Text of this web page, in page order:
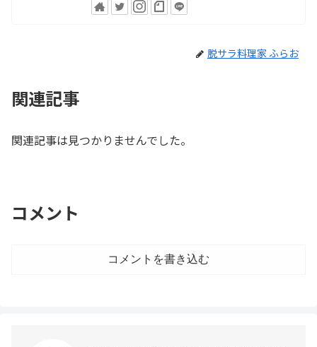
脱サラ料理家 ふらお
関連記事
関連記事は見つかりませんでした。
コメント
コメントを書き込む